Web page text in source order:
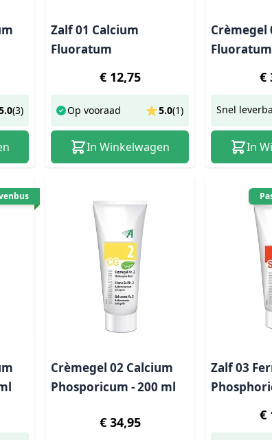
(3)
Zalf 01 Calcium
Fluoratum
€ 12,75
Op vooraad 5.0(1)
In Winkelwagen
Crèmegel
€
Snel
In
Crèmegel 02 Calcium
Phosporicum - 200 ml
€ 34,95
Zalf 03
€